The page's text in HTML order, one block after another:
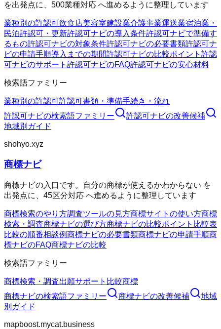
を出発点に、500業種対応 へ進めるように整理しています
業種別の許認可飲食店美容室建設業介護事業運送業宿泊業・
民泊許認可・更新許認可ナビの導入条件許認可ナビで準備す
るもの許認可ナビの対象条件許認可ナビの必要書類許認可ナ
ビの申請手順導入までの期間許認可ナビの比較ポイント 許認
可ナビのサポート 許認可ナビのFAQ許認可ナビの安心材料
検索語ファミリー
業種別の許認可許認可書類・準備手続き・流れ
許認可ナビの検索語ファミリー 許認可ナビの改善候補
地域別ガイド
shohyo.xyz
商標ナビ
商標ナビの入口です。自分の商標が使えるかわからない を
出発点に、45区分対応 へ進めるように整理しています
商標検索のやり方調査ツールの見方商標サイトの使い方商標
検索・調査商標ナビの選び方商標ナビの比較ポイント 比較表
比較の順番相談例商標ナビの必要書類商標ナビの申請手順商
標ナビのFAQ商標ナビの比較
検索語ファミリー
商標検索・調査出願サポート 比較商標
商標ナビの検索語ファミリー 商標ナビの改善候補
地域
別ガイド
mapboost.mycat.business